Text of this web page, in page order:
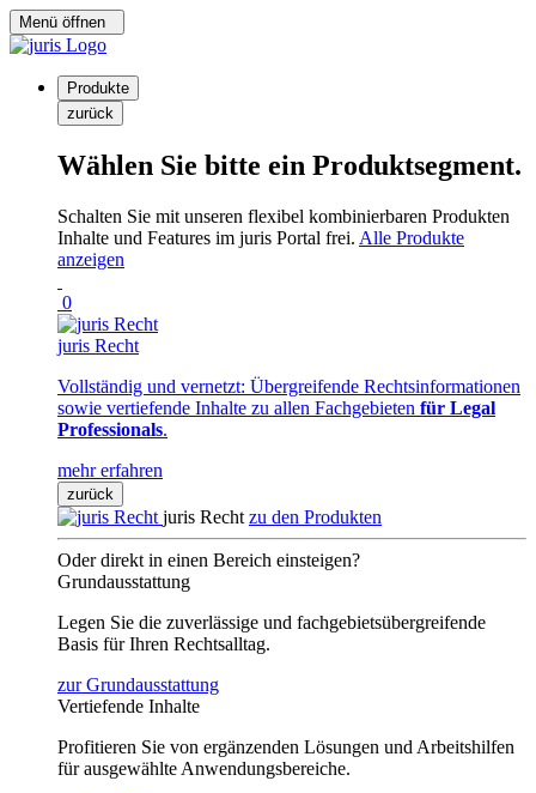
Menü öffnen
Produkte
zurück
Wählen Sie bitte ein Produktsegment.
Schalten Sie mit unseren flexibel kombinierbaren Produkten
Inhalte und Features im juris Portal frei. Alle Produkte
anzeigen
0
juris Recht
Vollständig und vernetzt: Übergreifende Rechtsinformationen
sowie vertiefende Inhalte zu allen Fachgebieten für Legal
Professionals.
mehr erfahren
zurück
juris Recht zu den Produkten
Oder direkt in einen Bereich einsteigen?
Grundausstattung
Legen Sie die zuverlässige und fachgebietsübergreifende
Basis für Ihren Rechtsalltag.
zur Grundausstattung
Vertiefende Inhalte
Profitieren Sie von ergänzenden Lösungen und Arbeitshilfen
für ausgewählte Anwendungsbereiche.